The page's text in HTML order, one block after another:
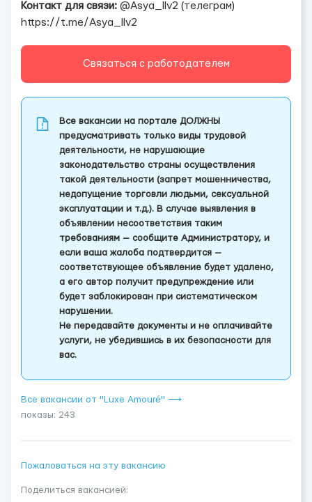
Контакт для связи: @Asya_llv2 (телеграм)
https://t.me/Asya_llv2
Связаться с работодателем
Все вакансии на портале ДОЛЖНЫ
предусматривать только виды трудовой
деятельности, не нарушающие
законодательство страны осуществления
такой деятельности (запрет мошенничества,
недопущение торговли людьми, сексуальной
эксплуатации и т.д.). В случае выявления в
объявлении несоответствия таким
требованиям — сообщите Администратору, и
если ваша жалоба подтвердится —
соответствующее объявление будет удалено,
а его автор получит предупреждение или
будет заблокирован при систематическом
нарушении.
Не передавайте документы и не оплачивайте
услуги, не убедившись в их безопасности для
вас.
Все вакансии от "Luxe Amouré" ⟶
показы: 243
Пожаловаться на эту вакансию
Поделиться вакансией: